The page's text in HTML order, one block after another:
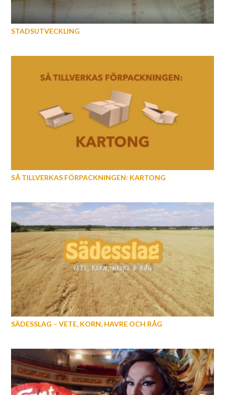
STADSUTVECKLING
SÅ TILLVERKAS FÖRPACKNINGEN: KARTONG
SÄDESSLAG − VETE, KORN, HAVRE OCH RÅG